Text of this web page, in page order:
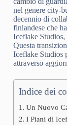
nel genere city-
decennio di
finlandese che
Iceflake Studios,
Questa
Iceflake Studios
attraverso
Indice dei
Un Nuovo
I Piani di